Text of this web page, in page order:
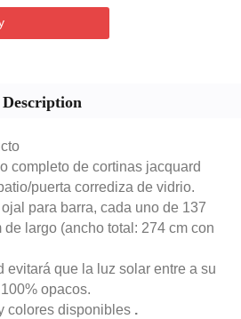
Description
completo de cortinas jacquard
puerta corrediza de vidrio.
para barra, cada uno de 137
largo (ancho total: 274 cm con
evitará que la luz solar entre a su
opacos.
colores disponibles .